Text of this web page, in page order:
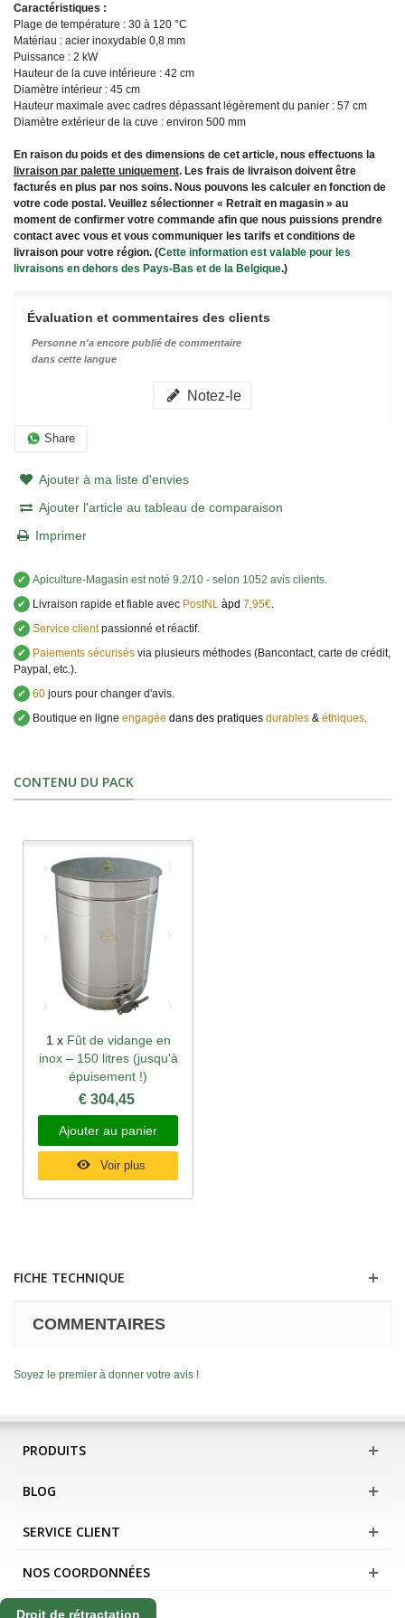
Caractéristiques :
Plage de température : 30 à 120 °C
Matériau : acier inoxydable 0,8 mm
Puissance : 2 kW
Hauteur de la cuve intérieure : 42 cm
Diamètre intérieur : 45 cm
Hauteur maximale avec cadres dépassant légèrement du panier : 57 cm
Diamètre extérieur de la cuve : environ 500 mm
En raison du poids et des dimensions de cet article, nous effectuons la
livraison par palette uniquement. Les frais de livraison doivent être
facturés en plus par nos soins. Nous pouvons les calculer en fonction de
votre code postal. Veuillez sélectionner « Retrait en magasin » au
moment de confirmer votre commande afin que nous puissions prendre
contact avec vous et vous communiquer les tarifs et conditions de
livraison pour votre région. (Cette information est valable pour les
livraisons en dehors des Pays-Bas et de la Belgique.)
Évaluation et commentaires des clients
Personne n'a encore publié de commentaire
dans cette langue
Notez-le
Share
Ajouter à ma liste d'envies
Ajouter l'article au tableau de comparaison
Imprimer
✔ Apiculture-Magasin est noté 9.2/10 - selon 1052 avis clients
✔
Livraison rapide et fiable avec PostNL àpd 7,95€
✔ Service clientpassionné et réactif.
✔
Paiements sécurisés via plusieurs méthodes (Bancontact, carte de crédit,
Paypal, etc.).
✔ 60 jours pour changer d'avis.
✔
Boutique en ligne engagée dans des pratiques durables & éthiques
CONTENU DU PACK
1 x Fût de vidange en
inox – 150 litres (jusqu'à
épuisement !)
€ 304,45
Ajouter au panier
Voir plus
FICHE TECHNIQUE
COMMENTAIRES
Soyez le premier à donner votre avis !
PRODUITS
BLOG
SERVICE CLIENT
NOS COORDONNÉES
Droit de rétractation